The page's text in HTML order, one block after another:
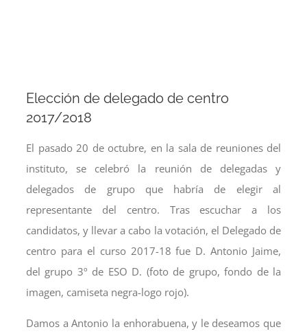
Elección de delegado de centro
2017/2018
El pasado 20 de octubre, en la sala de reuniones del
instituto, se celebró la reunión de delegadas y
delegados de grupo que habría de elegir al
representante del centro. Tras escuchar a los
candidatos, y llevar a cabo la votación, el Delegado de
centro para el curso 2017-18 fue D. Antonio Jaime,
del grupo 3º de ESO D. (foto de grupo, fondo de la
imagen, camiseta negra-logo rojo).
Damos a Antonio la enhorabuena, y le deseamos que